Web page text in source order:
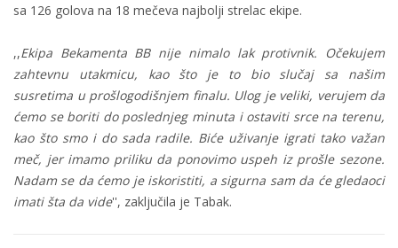
sa 126 golova na 18 mečeva najbolji strelac ekipe.
,,Ekipa Bekamenta BB nije nimalo lak protivnik. Očekujem
zahtevnu utakmicu, kao što je to bio slučaj sa našim
susretima u prošlogodišnjem finalu. Ulog je veliki, verujem da
ćemo se boriti do poslednjeg minuta i ostaviti srce na terenu,
kao što smo i do sada radile. Biće uživanje igrati tako važan
meč, jer imamo priliku da ponovimo uspeh iz prošle sezone.
Nadam se da ćemo je iskoristiti, a sigurna sam da će gledaoci
imati šta da vide'', zaključila je Tabak.